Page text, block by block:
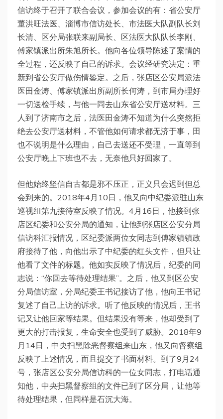
信访终于召开了联合会议，参加会议的有：省公安厅
董洪旺法医、淄博市信访处长、市法医大队副队长刘
长清、区分局张联来副局长、区法医大队队长李刚、
傅家镇派出所朱旭所长。他向各位领导陈述了案情的
全过程，还反映了自己的诉求。会议经研究决定：重
新到省公安厅做伤情鉴定。之后，张店区公安局派法
医田金涛、傅家镇派出所副所长何涛，到市局办理好
一切送检手续，与他一同去山东省公安厅送材料。三
人到了济南市之后，法医田金涛不知道为什么突然拒
绝去公安厅送材料，不管他如何请求都无济于事，田
也不说明是什么理由，自己去送还不受理，一直等到
公安厅晚上下班也不去，无奈他只好回家了。
但他始终坚信自古都是邪不压正，正义只会迟到但总
会到来的。2018年4月10日，他又向中纪委派驻山东
巡视组第九接待室反映了情况。4月16日，他接到张
店区纪委和公安分局的通知，让他到张店区公安分局
信访科汇报情况，区纪委派两位女同志到傅家镇镇政
府接待了他，向他出示了中纪委的红头文件，但只让
他看了文件的标题。他如实反映了情况后，纪委的同
志说：“你回去等待处理结果”。之后，他又到区公安
分局信访室，分局纪委王书记接访了他，他向王书记
复述了自己上访的诉求。听了他反映的情况后，王书
记又让他回家等结果。但结果没有等来，他却受到了
更大的打击报复，生命安全也受到了威胁。2018年9
月14日，中央扫黑除恶督察组来山东，他又向督察组
反映了上述情况，而且提交了书面材料。到了9月24
号，张店区公安分局信访科的一位女同志，打电话通
知他，中央扫黑督察组的文件已到了区分局，让他等
待处理结果，但同样是石沉大海。